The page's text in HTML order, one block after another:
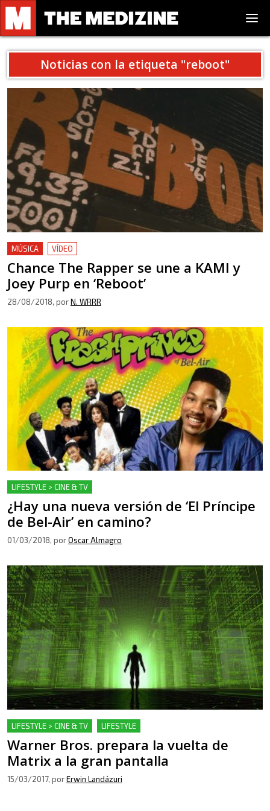
Noticias con la etiqueta "reboot"
MÚSICA VÍDEO
Chance The Rapper se une a KAMI y
Joey Purp en ‘Reboot’
28/08/2018, porN. WRRR
LIFESTYLE > CINE & TV
¿Hay una nueva versión de ‘El Príncipe
de Bel-Air’ en camino?
01/03/2018, porOscar Almagro
LIFESTYLE > CINE & TV LIFESTYLE
Warner Bros. prepara la vuelta de
Matrix a la gran pantalla
15/03/2017, porErwin Landázuri